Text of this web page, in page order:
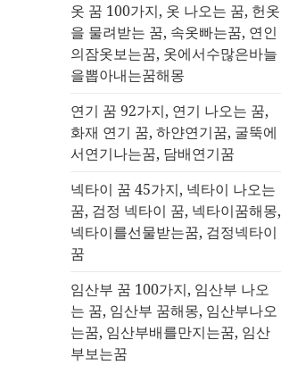
옷 꿈 100가지, 옷 나오는 꿈, 헌옷
을 물려받는 꿈, 속옷빠는꿈, 연인
의잠옷보는꿈, 옷에서수많은바늘
을뽑아내는꿈해몽
연기 꿈 92가지, 연기 나오는 꿈,
화재 연기 꿈, 하얀연기꿈, 굴뚝에
서연기나는꿈, 담배연기꿈
넥타이 꿈 45가지, 넥타이 나오는
꿈, 검정 넥타이 꿈, 넥타이꿈해몽,
넥타이를선물받는꿈, 검정넥타이
꿈
임산부 꿈 100가지, 임산부 나오
는 꿈, 임산부 꿈해몽, 임산부나오
는꿈, 임산부배를만지는꿈, 임산
부보는꿈